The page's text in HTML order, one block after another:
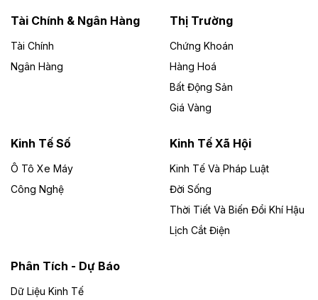
Lai
Bốn doanh nghiệp có sự góp vốn của Công ty Cổ
phần Tập đoàn Đức Long Gia Lai (HoSE: DLG) được
Gia Lai với tổng vốn hơn 4.750 tỷ đồng.
Đồng Nai cho thuê gần 59 ha đất làm khu
công nghiệp ở Long Thành
UBND TP Đồng Nai cho Công ty Amata thuê gần 59 ha
đất để đầu tư khu công nghiệp công nghệ cao Long
Đề xuất hỗ trợ 20.000 tỷ đồng làm cao tốc
Thái Nguyên - Lạng Sơn
Tài Chính & Ngân Hàng
Tài Chính
Ngân Hàng
Thị Trường
Chứng Khoán
Hàng Hoá
Bất Động Sản
Giá Vàng
Kinh Tế Số
Ô Tô Xe Máy
Công Nghệ
Kinh Tế Xã Hội
Kinh Tế Và Pháp Luật
Đời Sống
Thời Tiết Và Biến Đổi Khí Hậu
Lịch Cắt Điện
Phân Tích - Dự Báo
Dữ Liệu Kinh Tế